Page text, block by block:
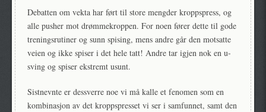
Debatten om vekta har ført til store mengder kroppspress, og
alle pusher mot drømmekroppen. For noen fører dette til gode
treningsrutiner og sunn spising, mens andre går den motsatte
veien og ikke spiser i det hele tatt! Andre tar igjen nok en u-
sving og spiser ekstremt usunt.
Sistnevnte er dessverre noe vi må kalle et fenomen som en
kombinasjon av det kroppspresset vi ser i samfunnet, samt den